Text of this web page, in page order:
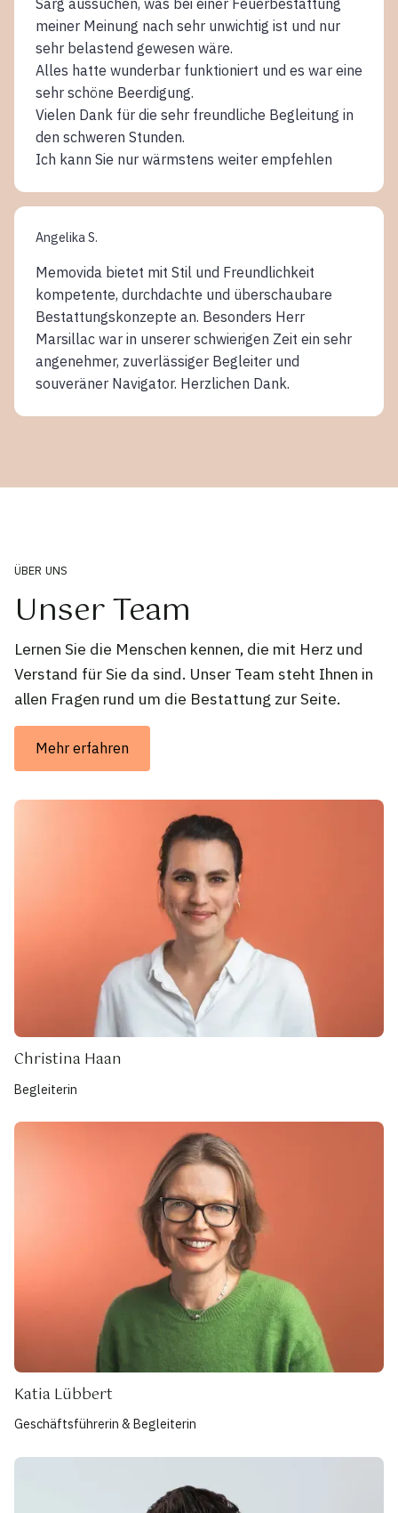
Sarg aussuchen, was bei einer Feuerbestattung
meiner Meinung nach sehr unwichtig ist und nur
sehr belastend gewesen wäre.
Alles hatte wunderbar funktioniert und es war eine
sehr schöne Beerdigung.
Vielen Dank für die sehr freundliche Begleitung in
den schweren Stunden.
Ich kann Sie nur wärmstens weiter empfehlen
Angelika S.
Memovida bietet mit Stil und Freundlichkeit
kompetente, durchdachte und überschaubare
Bestattungskonzepte an. Besonders Herr
Marsillac war in unserer schwierigen Zeit ein sehr
angenehmer, zuverlässiger Begleiter und
souveräner Navigator. Herzlichen Dank.
ÜBER UNS
Unser Team
Lernen Sie die Menschen kennen, die mit Herz und
Verstand für Sie da sind. Unser Team steht Ihnen in
allen Fragen rund um die Bestattung zur Seite.
Mehr erfahren
Christina Haan
Begleiterin
Katia Lübbert
Geschäftsführerin & Begleiterin